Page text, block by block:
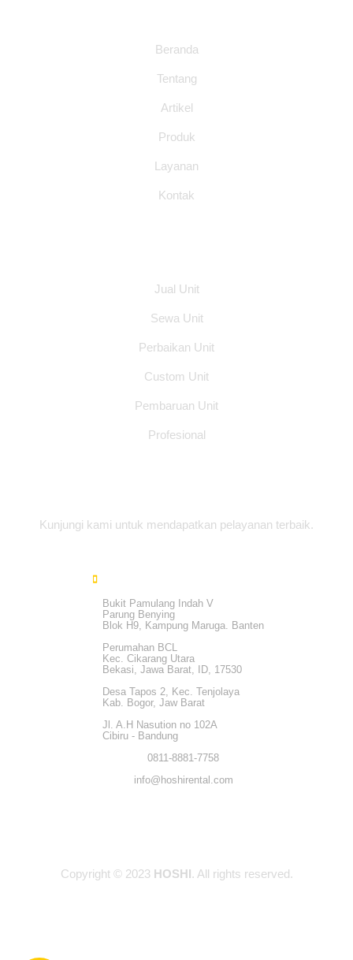
Beranda
Tentang
Artikel
Produk
Layanan
Kontak
Jual Unit
Sewa Unit
Perbaikan Unit
Custom Unit
Pembaruan Unit
Profesional
Kunjungi kami untuk mendapatkan pelayanan terbaik.
Bukit Pamulang Indah V
Parung Benying
Blok H9, Kampung Maruga. Banten
Perumahan BCL
Kec. Cikarang Utara
Bekasi, Jawa Barat, ID, 17530
Desa Tapos 2, Kec. Tenjolaya
Kab. Bogor, Jaw Barat
Jl. A.H Nasution no 102A
Cibiru - Bandung
0811-8881-7758
info@hoshirental.com
Copyright © 2023 HOSHI. All rights reserved.